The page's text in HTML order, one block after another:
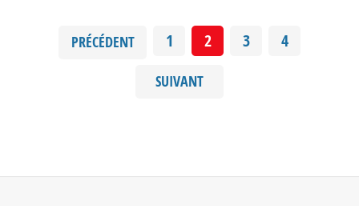
PRÉCÉDENT 1 2 3 4
SUIVANT